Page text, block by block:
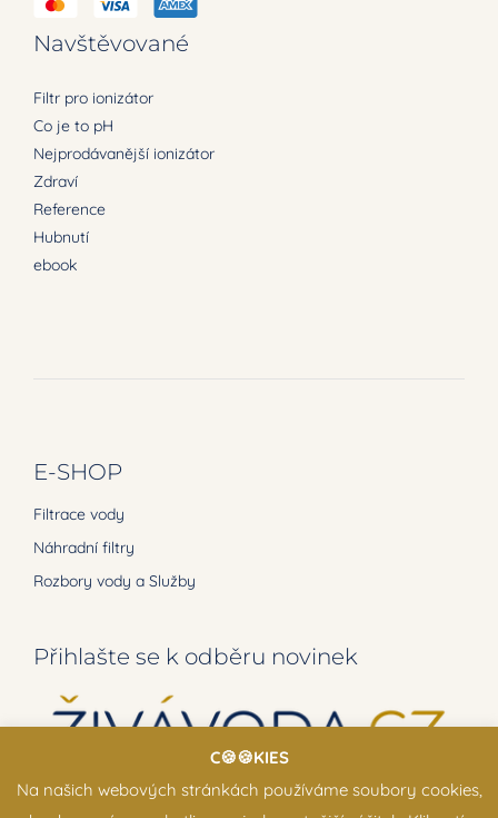
E-SHOP
Filtrace vody
Náhradní filtry
Rozbory vody a Služby
Navštěvované
Filtr pro ionizátor
Co je to pH
Nejprodávanější ionizátor
Zdraví
Reference
Hubnutí
ebook
Přihlašte se k odběru novinek
C🍪🍪KIES
Na našich webových stránkách používáme soubory cookies,